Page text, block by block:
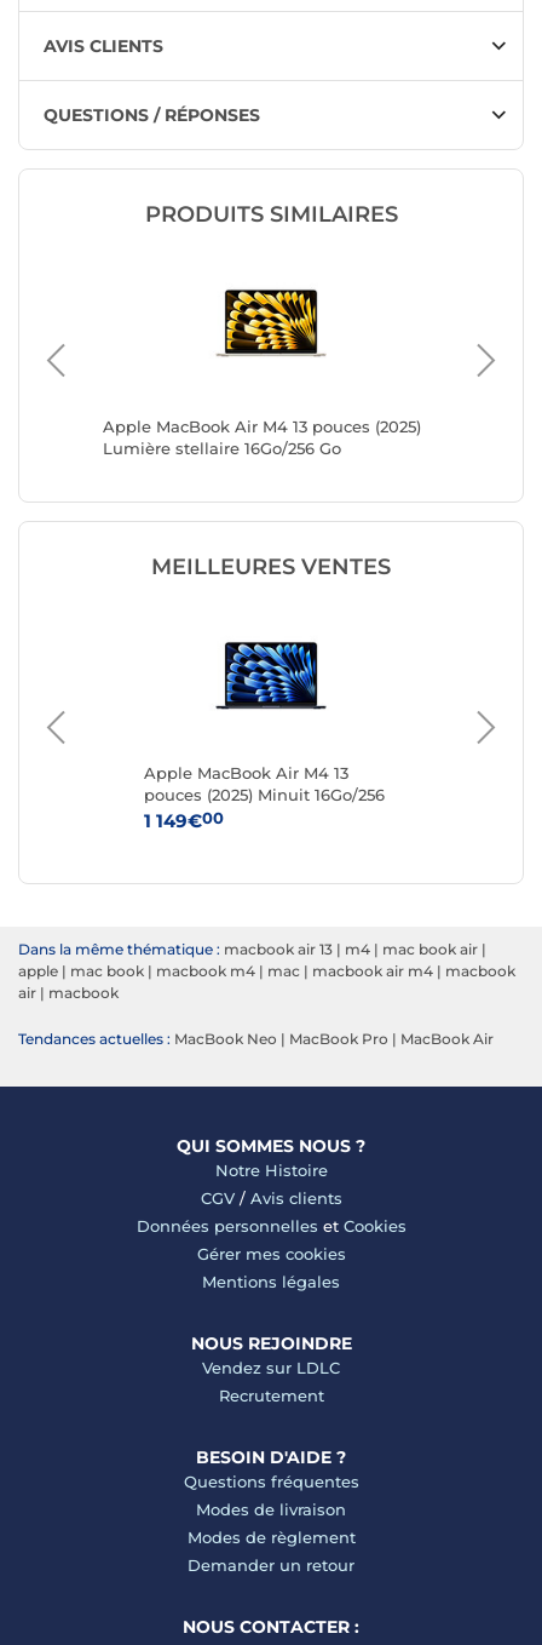
AVIS CLIENTS
QUESTIONS / RÉPONSES
PRODUITS SIMILAIRES
Apple MacBook Air M4 13 pouces (2025)
Lumière stellaire 16Go/256 Go
MEILLEURES VENTES
Apple MacBook Air M4 13
pouces (2025) Minuit 16Go/256
Go (MW123FN/A)
1 149€00
Dans la même thématique : macbook air 13 | m4 | mac book air |
apple | mac book | macbook m4 | mac | macbook air m4 | macbook
air | macbook
Tendances actuelles : MacBook Neo | MacBook Pro | MacBook Air
QUI SOMMES NOUS ?
Notre Histoire
CGV/ Avis clients
Données personnelles et Cookies
Gérer mes cookies
Mentions légales
NOUS REJOINDRE
Vendez sur LDLC
Recrutement
BESOIN D'AIDE ?
Questions fréquentes
Modes de livraison
Modes de règlement
Demander un retour
NOUS CONTACTER :